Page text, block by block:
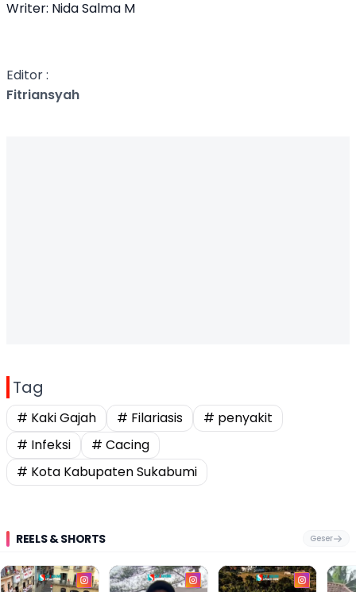
Writer: Nida Salma M
Editor :
Fitriansyah
Tag
# Kaki Gajah # Filariasis
# penyakit
# Infeksi
# Cacing
# Kota Kabupaten Sukabumi
REELS & SHORTS Geser